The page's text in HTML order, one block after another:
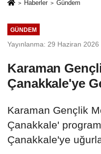
Haberler Gündem
GÜNDEM
Yayınlanma: 29 Haziran
Karaman
Çanakkale'ye
Karaman Gençlik
Çanakkale'
Çanakkale'ye